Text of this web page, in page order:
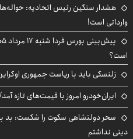
هشدار سنگین رئیس اتحادیه:
وارداتی است!
است؟
زلنسکی باید با ریاست جمهوری
ایران‌خودرو امروز با قیمت‌های تازه آمد/ جدول
سحر دولتشاهی سکوت را شکست: بد
دینی نداشتم